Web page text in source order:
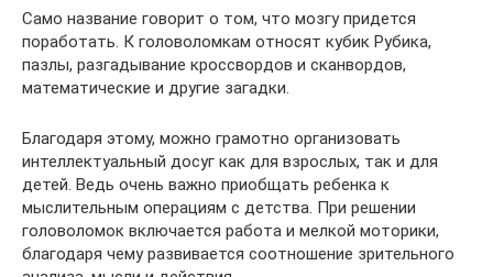
Само название говорит о том, что мозгу придется
поработать. К головоломкам относят кубик Рубика,
пазлы, разгадывание кроссвордов и сканвордов,
математические и другие загадки.
Благодаря этому, можно грамотно организовать
интеллектуальный досуг как для взрослых, так и для
детей. Ведь очень важно приобщать ребенка к
мыслительным операциям с детства. При решении
головоломок включается работа и мелкой моторики,
благодаря чему развивается соотношение зрительного